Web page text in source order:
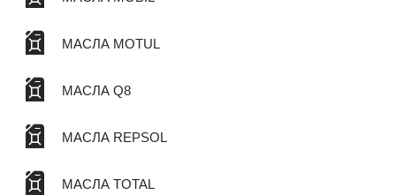
МАСЛА MOTUL
МАСЛА Q8
МАСЛА REPSOL
МАСЛА TOTAL